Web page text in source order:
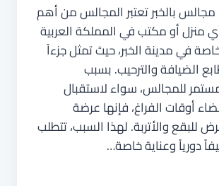
بالخبر تعتبر المجالس من أهم
منزل أو مكتب في المملكة العربية
في مدينة الخبر، حيث تمثل جزءاً
الضيافة والترحيب. بسبب
للمجالس، سواء لاستقبال
أوقات الفراغ، فإنها عرضة
للبقع والأتربة. لهذا السبب، تتطلب
دورياً وعناية خاصة…